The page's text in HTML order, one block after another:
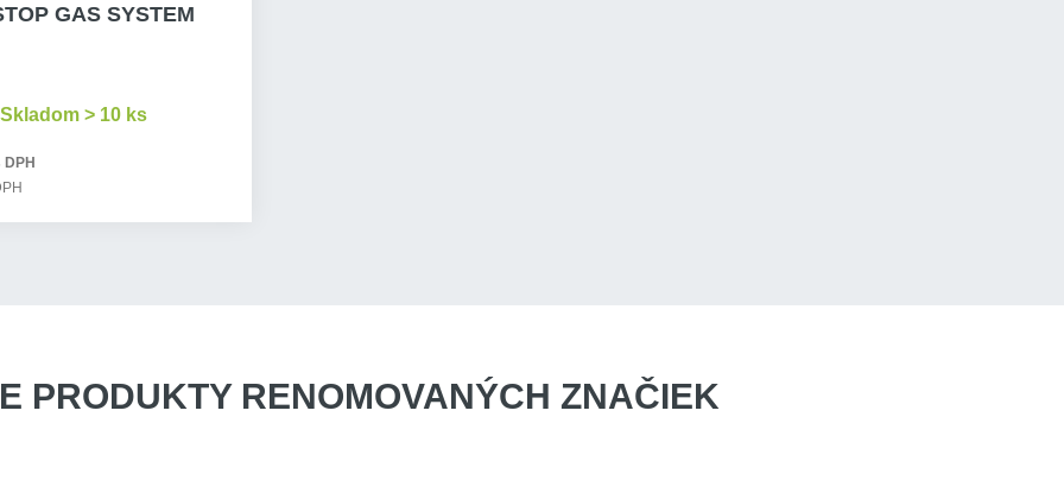
GAS SYSTEM
DPH
Skladom > 10 ks
PRODUKTY RENOMOVANÝCH ZNAČIEK